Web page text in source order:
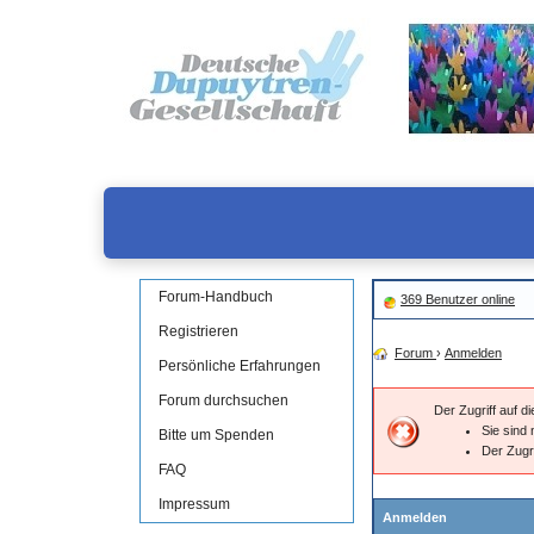
Forum-Handbuch
Registrieren
Persönliche Erfahrungen
Forum durchsuchen
Bitte um Spenden
FAQ
Impressum
369 Benutzer online
Forum › Anmelden
Der Zugriff auf
Sie sind
Der
Anmelden